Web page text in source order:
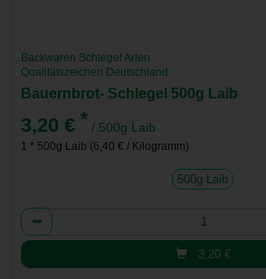
Backwaren Schlegel Arlen
Qualitätszeichen Deutschland
Bauernbrot- Schlegel 500g Laib
3,20 € * / 500g Laib
1 * 500g Laib (6,40 € / Kilogramm)
500g Laib
Anzahl
3,20 €